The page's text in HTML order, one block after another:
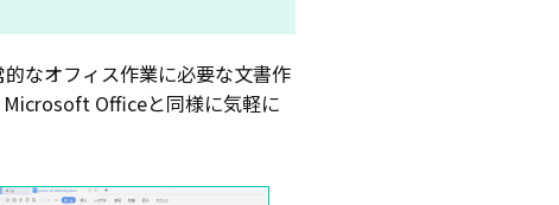
なオフィス作業に必要な文書作
Microsoft Officeと同様に気軽に